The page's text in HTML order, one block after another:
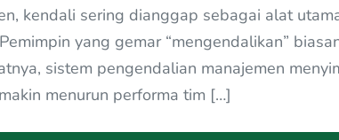
kendali sering dianggap sebagai alat
yang gemar “mengendalikan”
sistem pengendalian manajemen
menurun performa tim […]